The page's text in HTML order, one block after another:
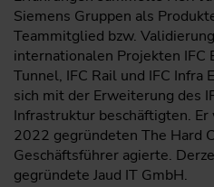
Siemens Gruppen als
Teammitglied bzw.
internationalen Projekten IFC
Tunnel, IFC Rail und IFC
sich mit der Erweiterung des
Infrastruktur beschäftigten.
2022 gegründeten The Hard
Geschäftsführer agierte.
gegründete Jaud IT GmbH.